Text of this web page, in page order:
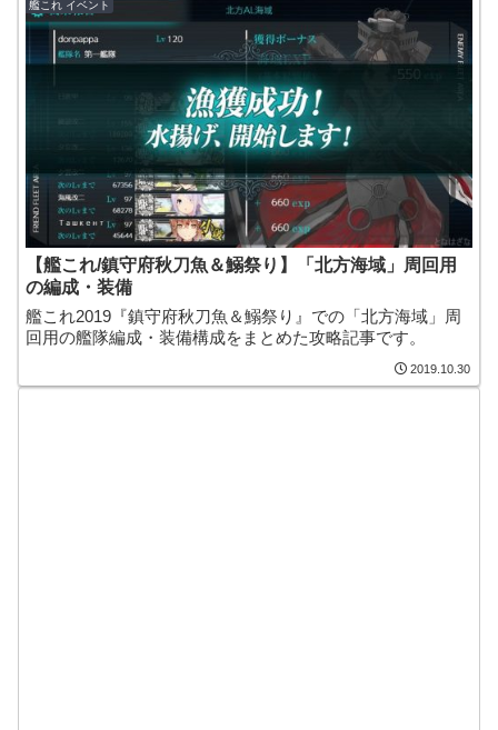
艦これ イベント
【艦これ/鎮守府秋刀魚＆鰯祭り】「北方海域」周回用
の編成・装備
艦これ2019『鎮守府秋刀魚＆鰯祭り』での「北方海域」周
回用の艦隊編成・装備構成をまとめた攻略記事です。
2019.10.30